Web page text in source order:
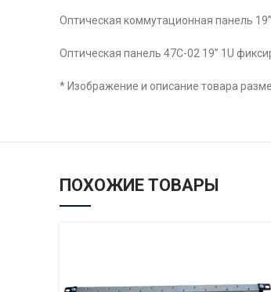
Оптическая коммутационная панель
Оптическая панель 47C-02 19” 1U
* Изображение и описание товара
ПОХОЖИЕ ТОВАРЫ